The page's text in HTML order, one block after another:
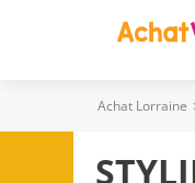
Achat Lorraine